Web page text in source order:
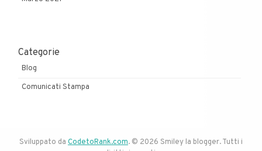
Categorie
Blog
Comunicati Stampa
Sviluppato da CodetoRank.com. © 2026 Smiley la blogger. Tutti i